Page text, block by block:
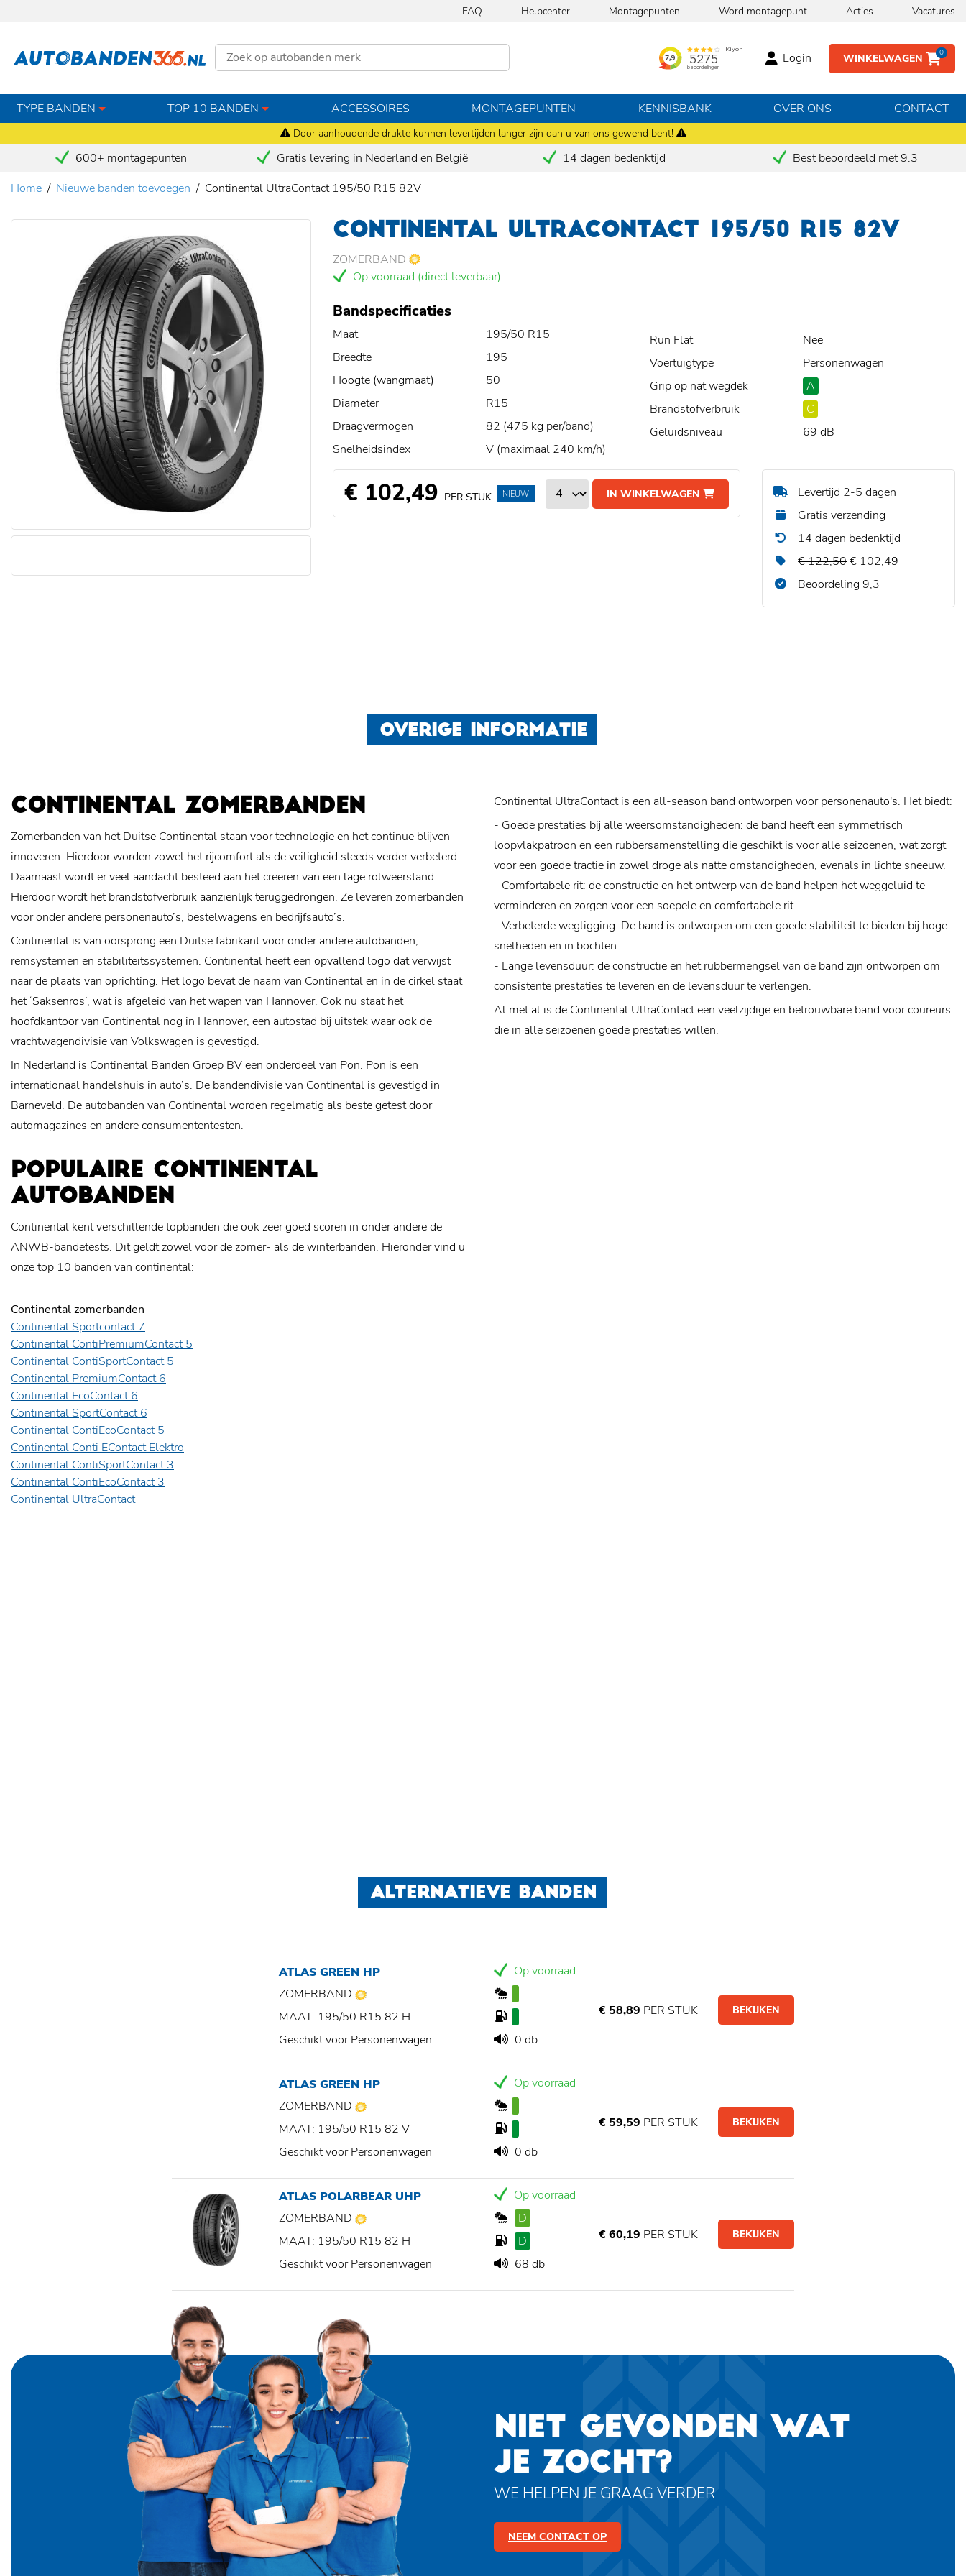
Door aanhoudende drukte kunnen levertijden langer zijn dan u van ons gewend bent!
FAQ Helpcenter Montagepunten Word montagepunt Acties Vacatures
WINKELWAGEN 0
Login
TYPE BANDEN TOP 10 BANDEN ACCESSOIRES MONTAGEPUNTEN KENNISBANK OVER ONS CONTACT
600+ montagepunten Gratis levering in Nederland en België 14 dagen bedenktijd
Best beoordeeld met 9.3
Home
Nieuwe banden toevoegen Continental UltraContact 195/50 R15 82V
CONTINENTAL ULTRACONTACT 195/50 R15 82V
ZOMERBAND
Op voorraad (direct leverbaar)
Bandspecificaties
Maat
195/50 R15
Breedte
195
Hoogte (wangmaat)
50
Diameter
R15
Draagvermogen
82 (475 kg per/band)
Snelheidsindex
V (maximaal 240 km/h)
Run Flat
Nee
Voertuigtype
Personenwagen
Grip op nat wegdek
A
Brandstofverbruik
C
Geluidsniveau
69 dB
€ 102,49 PER STUK IN WINKELWAGEN
NIEUW
Levertijd 2-5 dagen
Gratis verzending
14 dagen bedenktijd
€ 122,50€ 102,49
Beoordeling 9,3
OVERIGE INFORMATIE
CONTINENTAL ZOMERBANDEN
Zomerbanden van het Duitse Continental staan voor technologie en het continue blijven
innoveren. Hierdoor worden zowel het rijcomfort als de veiligheid steeds verder verbeterd.
Daarnaast wordt er veel aandacht besteed aan het creëren van een lage rolweerstand.
Hierdoor wordt het brandstofverbruik aanzienlijk teruggedrongen. Ze leveren zomerbanden
voor onder andere personenauto’s, bestelwagens en bedrijfsauto’s.
Continental is van oorsprong een Duitse fabrikant voor onder andere autobanden,
remsystemen en stabiliteitssystemen. Continental heeft een opvallend logo dat verwijst
naar de plaats van oprichting. Het logo bevat de naam van Continental en in de cirkel staat
het ‘Saksenros’, wat is afgeleid van het wapen van Hannover. Ook nu staat het
hoofdkantoor van Continental nog in Hannover, een autostad bij uitstek waar ook de
vrachtwagendivisie van Volkswagen is gevestigd.
In Nederland is Continental Banden Groep BV een onderdeel van Pon. Pon is een
internationaal handelshuis in auto’s. De bandendivisie van Continental is gevestigd in
Barneveld. De autobanden van Continental worden regelmatig als beste getest door
automagazines en andere consumententesten.
POPULAIRE CONTINENTAL
AUTOBANDEN
Continental kent verschillende topbanden die ook zeer goed scoren in onder andere de
ANWB-bandetests. Dit geldt zowel voor de zomer- als de winterbanden. Hieronder vind u
onze top 10 banden van continental:
Continental zomerbanden
Continental Sportcontact 7
Continental ContiPremiumContact 5
Continental ContiSportContact 5
Continental PremiumContact 6
Continental EcoContact 6
Continental SportContact 6
Continental ContiEcoContact 5
Continental Conti EContact Elektro
Continental ContiSportContact 3
Continental ContiEcoContact 3
Continental UltraContact
Continental UltraContact is een all-season band ontworpen voor personenauto's. Het biedt:
- Goede prestaties bij alle weersomstandigheden: de band heeft een symmetrisch
loopvlakpatroon en een rubbersamenstelling die geschikt is voor alle seizoenen, wat zorgt
voor een goede tractie in zowel droge als natte omstandigheden, evenals in lichte sneeuw.
- Comfortabele rit: de constructie en het ontwerp van de band helpen het weggeluid te
verminderen en zorgen voor een soepele en comfortabele rit.
- Verbeterde wegligging: De band is ontworpen om een ​​goede stabiliteit te bieden bij hoge
snelheden en in bochten.
- Lange levensduur: de constructie en het rubbermengsel van de band zijn ontworpen om
consistente prestaties te leveren en de levensduur te verlengen.
Al met al is de Continental UltraContact een veelzijdige en betrouwbare band voor coureurs
die in alle seizoenen goede prestaties willen.
ALTERNATIEVE BANDEN
ATLAS GREEN HP
ZOMERBAND
MAAT: 195/50 R15 82 H
Geschikt voor Personenwagen
Op voorraad
0 db
€ 58,89 PER STUK BEKIJKEN
ATLAS GREEN HP
ZOMERBAND
MAAT: 195/50 R15 82 V
Geschikt voor Personenwagen
Op voorraad
0 db
€ 59,59 PER STUK BEKIJKEN
ATLAS POLARBEAR UHP
ZOMERBAND
MAAT: 195/50 R15 82 H
Geschikt voor Personenwagen
Op voorraad
D
D
68 db
€ 60,19 PER STUK BEKIJKEN
NIET GEVONDEN WAT
JE ZOCHT?
WE HELPEN JE GRAAG VERDER
NEEM CONTACT OP